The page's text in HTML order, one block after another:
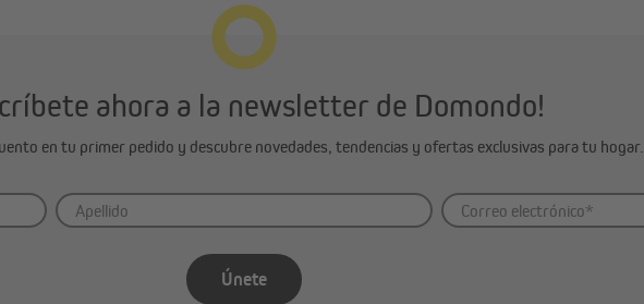
ahora a la newsletter de Domondo!
en tu primer pedido y descubre novedades, tendencias y ofertas exclusivas para tu hogar.
Únete